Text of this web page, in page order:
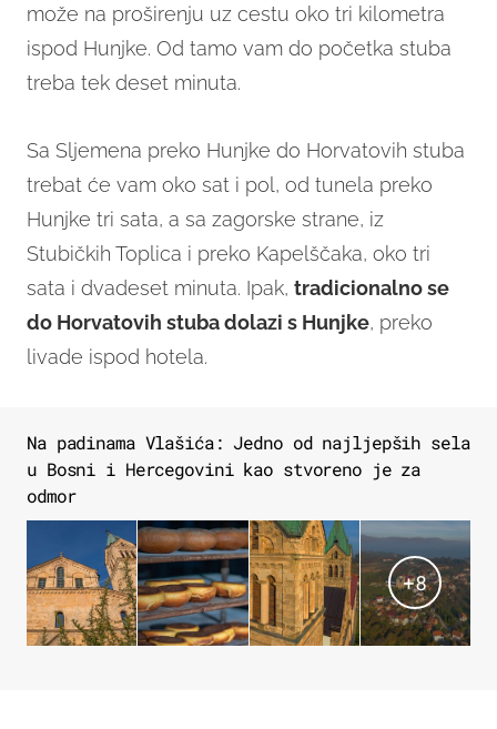
može na proširenju uz cestu oko tri kilometra
ispod Hunjke. Od tamo vam do početka stuba
treba tek deset minuta.
Sa Sljemena preko Hunjke do Horvatovih stuba
trebat će vam oko sat i pol, od tunela preko
Hunjke tri sata, a sa zagorske strane, iz
Stubičkih Toplica i preko Kapelščaka, oko tri
sata i dvadeset minuta. Ipak, tradicionalno se
do Horvatovih stuba dolazi s Hunjke, preko
livade ispod hotela.
Na padinama Vlašića: Jedno od najljepših sela
u Bosni i Hercegovini kao stvoreno je za
odmor
+8